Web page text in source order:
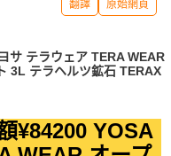
翻譯 原始網頁
サ テラウェア TERA WEAR
3L テラヘルツ鉱石 TERAX
¥84200 YOSA